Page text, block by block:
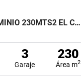
VENTA CASA CONDOMINIO 230MTS2 EL CASTILLO, JAMUNDÍ 14236-1
3
Garaje
230
Área m2